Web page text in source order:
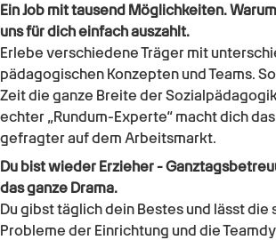
Ein Job mit tausend Möglichkeiten.
uns für dich einfach auszahlt.
Erlebe verschiedene Träger mit
pädagogischen Konzepten und Teams.
Zeit die ganze Breite der
echter „Rundum-Experte“ macht dich
gefragter auf dem Arbeitsmarkt.
Du bist wieder Erzieher -
das ganze Drama.
Du gibst täglich dein Bestes und lässt
Probleme der Einrichtung und die